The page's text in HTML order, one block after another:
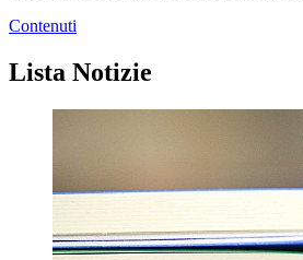
Contenuti
Lista Notizie